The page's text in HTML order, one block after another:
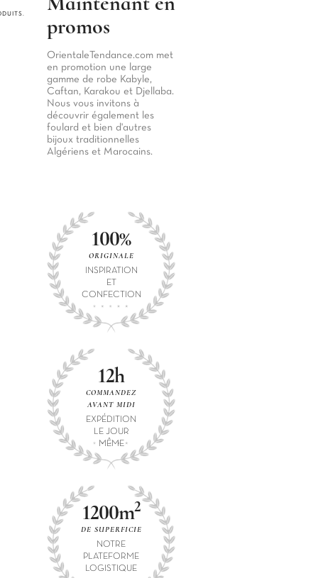
promos
OrientaleTendance.com met
en promotion une large
gamme de robe Kabyle,
Caftan, Karakou et Djellaba.
Nous vous invitons à
découvrir également les
foulard et bien d'autres
bijoux traditionnelles
Algériens et Marocains.
100%
ORIGINALE
INSPIRATION
ET
CONFECTION
12h
COMMANDEZ
AVANT MIDI
EXPÉDITION
LE JOUR
MÊME
1200m2
DE SUPERFICIE
NOTRE
PLATEFORME
LOGISTIQUE